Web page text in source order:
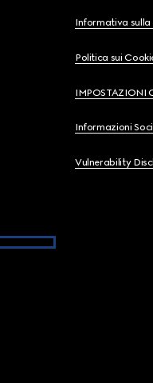
Informativa sulla
Politica sui
IMPOSTAZIONI
Informazioni
Vulnerability